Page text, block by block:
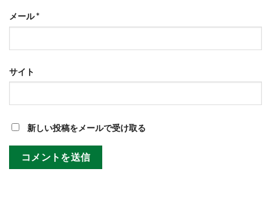
メール*
サイト
新しい投稿をメールで受け取る